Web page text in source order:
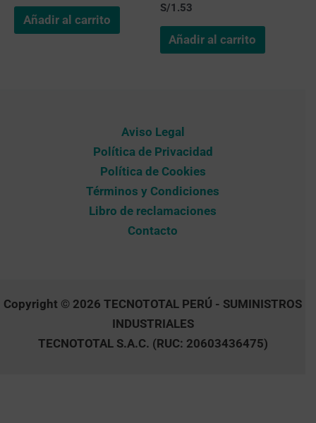
Añadir al carrito
S/1.53
Añadir al carrito
Aviso Legal
Política de Privacidad
Política de Cookies
Términos y Condiciones
Libro de reclamaciones
Contacto
Copyright © 2026 TECNOTOTAL PERÚ - SUMINISTROS
INDUSTRIALES
TECNOTOTAL S.A.C. (RUC: 20603436475)